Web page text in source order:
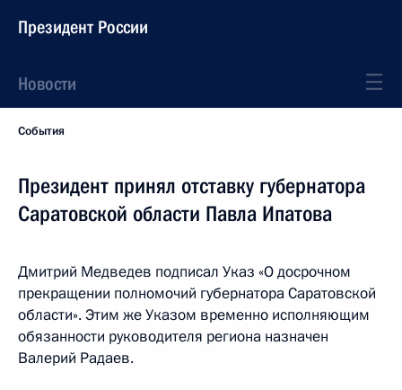
Президент России
Новости
События
Президент принял отставку губернатора
Саратовской области Павла Ипатова
Дмитрий Медведев подписал Указ «О досрочном
прекращении полномочий губернатора Саратовской
области». Этим же Указом временно исполняющим
обязанности руководителя региона назначен
Валерий Радаев.